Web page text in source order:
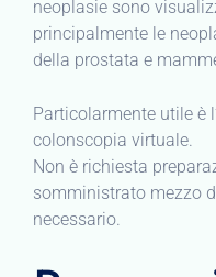
neoplasie sono
principalmente le
della prostata e
Particolarmente utile è
colonscopia virtuale.
Non è richiesta
somministrato mezzo
necessario.